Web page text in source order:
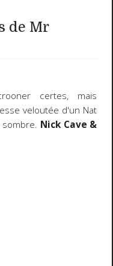
de Mr
certes, mais
veloutée d'un Nat
sombre. Nick Cave &